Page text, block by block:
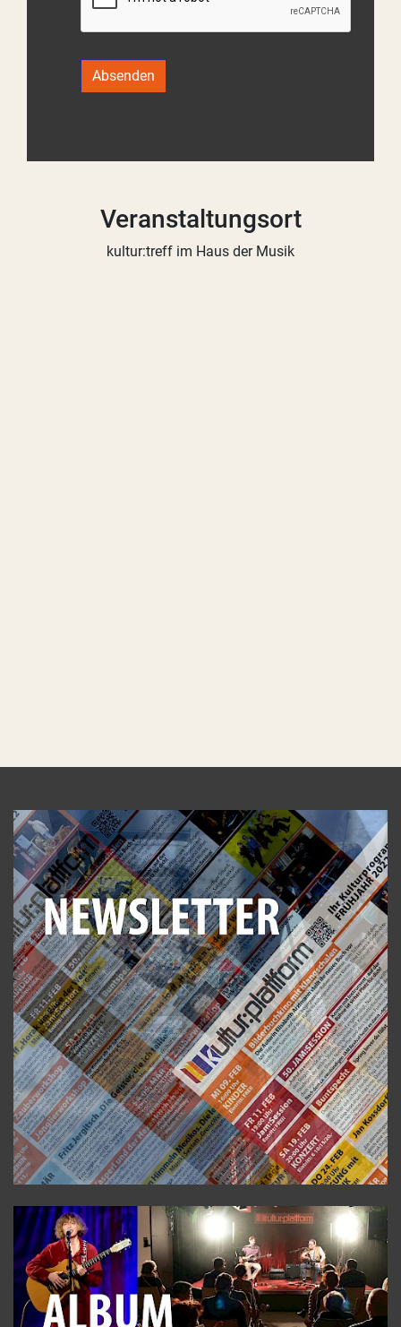
Absenden
Veranstaltungsort
kultur:treff im Haus der Musik